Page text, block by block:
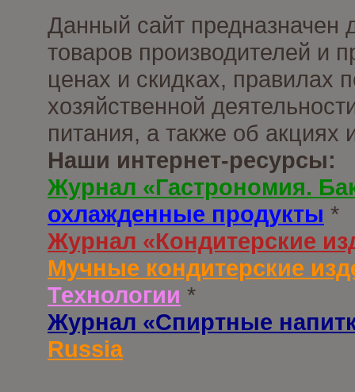
Данный сайт предназначен
товаров производителей и
ценах и скидках, правилах
хозяйственной
питания, а также об
Наши интернет-ресурсы:
Журнал «Гастрономия.
охлажденные продукты *
Журнал «Кондитерские
Мучные кондитерские
Технологии *
Журнал «Спиртные
Russia